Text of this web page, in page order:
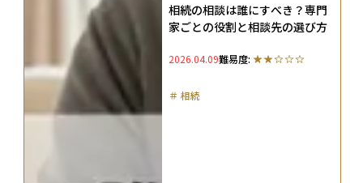
相続の相談は誰にすべき？専門
家ごとの役割と相談先の選び方
2026.04.09難易度:
＃ 相続